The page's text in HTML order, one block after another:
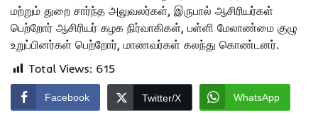
மற்றும் துறை சார்ந்த அலுவலர்கள், இருபால் ஆசிரியர்கள்
பெற்றோர் ஆசிரியர் கழக நிர்வாகிகள், பள்ளி மேலாண்மை குழு
உறுப்பினர்கள் பெற்றோர், மாணவர்கள் கலந்து கொண்டனர்.
Total Views: 615
Facebook Twitter/X WhatsApp